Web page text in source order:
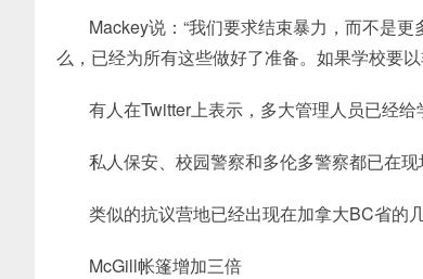
Mackey说：“我们要求结束暴力，而不是
么，已经为所有这些做好了准备。如果学校要
有人在Twitter上表示，多大管理人员已经
私人保安、校园警察和多伦多警察都已在
类似的抗议营地已经出现在加拿大BC省的
McGill帐篷增加三倍